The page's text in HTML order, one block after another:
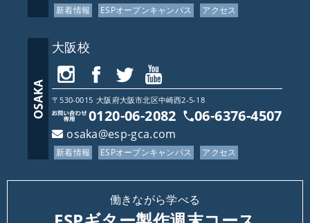
新着情報 ESPオープンキャンパス アクセス
大阪校
〒530-0015 大阪府大阪市北区中崎西2-5-18
0120-06-2082 06-6376-4507
osaka@esp-gca.com
新着情報 ESPオープンキャンパス アクセス
働きながら学べる